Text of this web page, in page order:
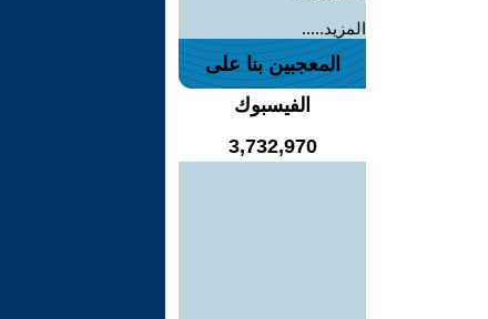
المزيد.....
المعجبين بنا على
الفيسبوك
3,732,970